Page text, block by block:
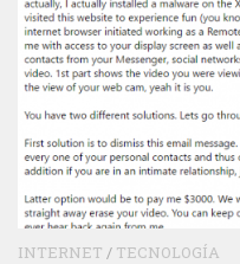
INTERNET / TECNOLOGÍA